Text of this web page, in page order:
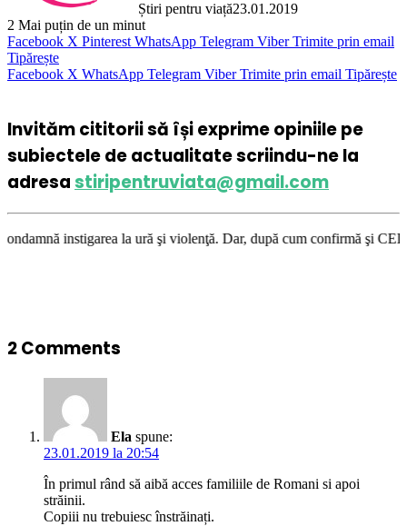
Știri pentru viață23.01.2019
2 Mai puțin de un minut
Facebook X Pinterest WhatsApp Telegram Viber Trimite prin email
Tipărește
Facebook X WhatsApp Telegram Viber Trimite prin email Tipărește
Invităm cititorii să își exprime opiniile pe
subiectele de actualitate scriindu-ne la
adresastiripentruviata@gmail.com
la ură şi violenţă. Dar, după cum confirmă şi CEDO în
2 Comments
Ela spune:
23.01.2019 la 20:54
În primul rând să aibă acces familiile de Romani si apoi
străinii.
Copiii nu trebuiesc înstrăinați.